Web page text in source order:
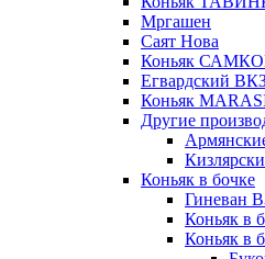
Мргашен
Саят Нова
Коньяк
Егвардский
Коньяк
Другие
Коньяк в бочке
Гиневан
Коньяк
Коньяк в